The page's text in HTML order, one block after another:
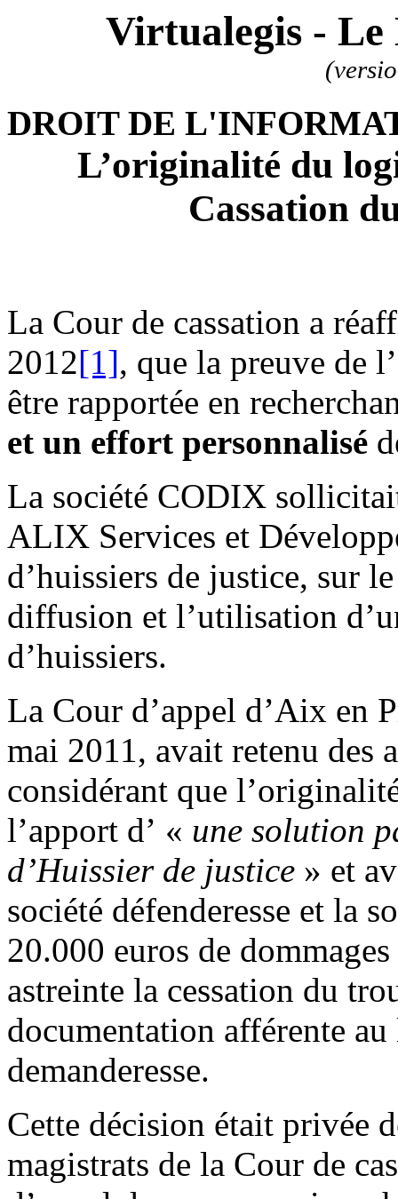
Virtualegis -
DROIT DE
L’originalité du
Cassation
La Cour de cassation a
2012[1], que la preuve de
être rapportée en
et un effort personnalisé
La société CODIX
ALIX Services et
d’huissiers de justice, sur
diffusion et l’utilisation
d’huissiers.
La Cour d’appel d’Aix en
mai 2011, avait retenu des
considérant que
l’apport d’ « une solution
d’Huissier de justice » et
société défenderesse et la
20.000 euros de
astreinte la cessation du
documentation afférente
demanderesse.
Cette décision était privée
magistrats de la Cour de